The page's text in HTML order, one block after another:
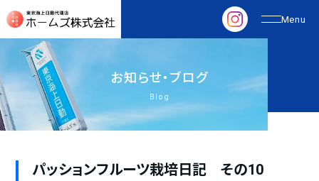
お知らせ・ブログ
Blog
パッションフルーツ栽培日記 その10